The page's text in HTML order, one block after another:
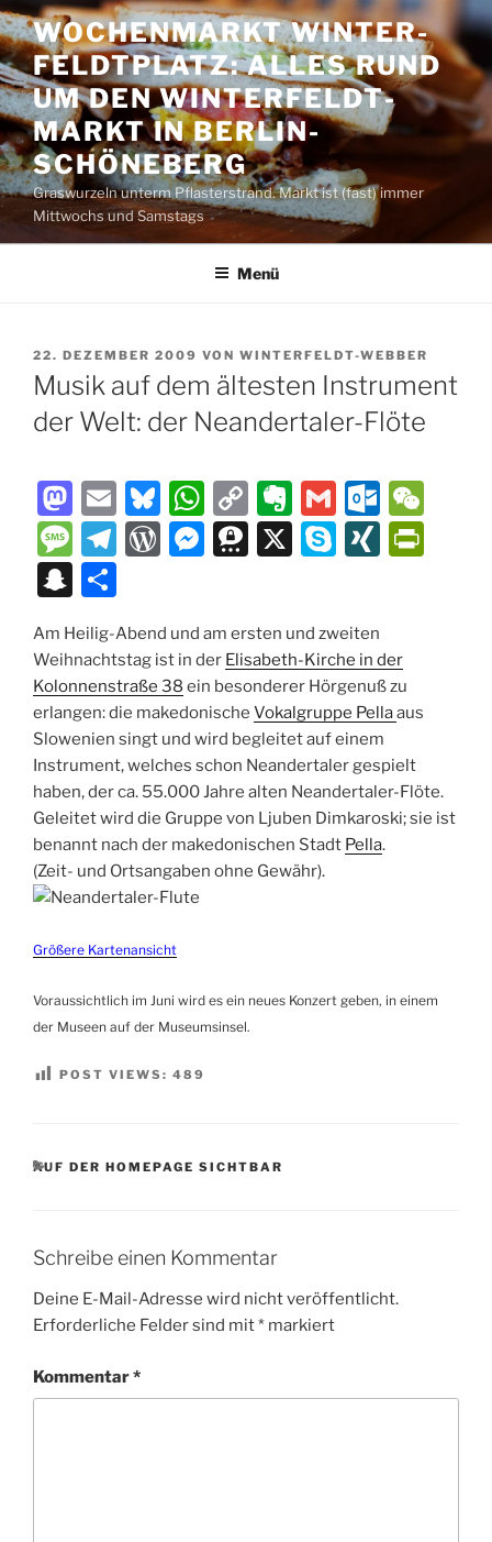
Zum
Inhalt
springen
WOCHENMARKT WINTER­
FELDT­PLATZ: ALLES RUND
UM DEN WINTER­FELDT­
MARKT IN BERLIN-
SCHÖNEBERG
Graswurzeln unterm Pflasterstrand. Markt ist (fast) immer
Mittwochs und Samstags
Menü
VERÖFFENTLICHT
AM
22. DEZEMBER 2009 VON WINTERFELDT-WEBBER
Musik auf dem ältesten Instrument
der Welt: der Neandertaler-Flöte
M
a
st
o
d
o
n
E
m
ai
Bl
u
e
k
y
W
h
at
A
p
p
C
o
p
Li
n
k
E
v
er
ot
e
G
m
ai
O
ut
lo
c
o
m
M
e
ss
a
g
e
T
gr
a
m
W
P
re
ss
M
e
n
g
er
T
e
m
a
X
S
p
e
XI
y
S
a
p
c
h
at
ei
le
n
Am Heilig-Abend und am ersten und zweiten
Weihnachtstag ist in der Elisabeth-Kirche in der
Kolonnenstraße 38 ein besonderer Hörgenuß zu
erlangen: die makedonische Vokalgruppe Pellaaus
Slowenien singt und wird begleitet auf einem
Instrument, welches schon Neandertaler gespielt
haben, der ca. 55.000 Jahre alten Neandertaler-Flöte.
Geleitet wird die Gruppe von Ljuben Dimkaroski; sie ist
benannt nach der makedonischen Stadt Pella.
(Zeit- und Ortsangaben ohne Gewähr).
Größere Kartenansicht
Voraussichtlich im Juni wird es ein neues Konzert geben, in einem
der Museen auf der Museumsinsel.
POST VIEWS: 489
KATEGORIEN
AUF DER HOMEPAGE SICHTBAR
Schreibe einen Kommentar
Deine E-Mail-Adresse wird nicht veröffentlicht.
Erforderliche Felder sind mit* markiert
Kommentar*